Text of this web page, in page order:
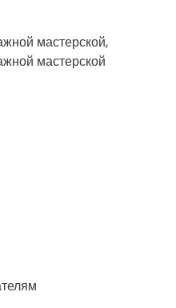
мастерской,
мастерской